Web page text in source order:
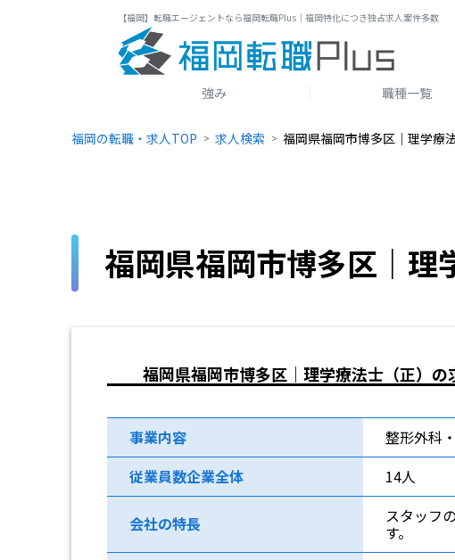
【福岡】転職エージェントなら福岡転職Plus｜福岡特化につき独占求人案件多数
強み 職種一覧
福岡の転職・求人TOP 求人検索 福岡県福岡市博多区｜理学療
福岡県福岡市博多区｜理
福岡県福岡市博多区｜理学療法士（正）の
事業内容
整形外科
従業員数企業全体
14人
会社の特長 スタッフ
す。